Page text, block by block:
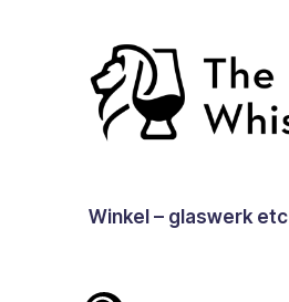
Winkel – glaswerk etc